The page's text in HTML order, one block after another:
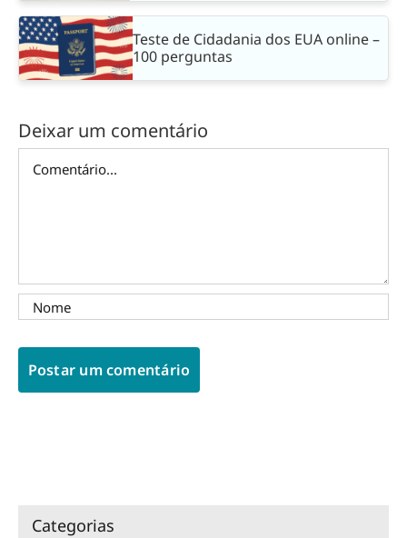
Teste de Cidadania dos EUA online –
100 perguntas
Deixar um comentário
Categorias